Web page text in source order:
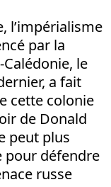
l’impérialisme
par la
Calédonie, le
a fait
cette colonie
de Donald
peut plus
pour défendre
russe